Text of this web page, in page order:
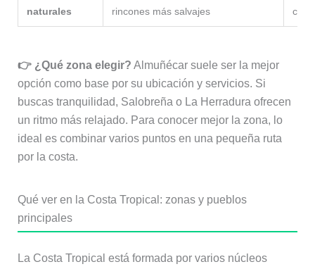
naturales
rincones más salvajes
👉 ¿Qué zona elegir? Almuñécar suele ser la mejor
opción como base por su ubicación y servicios. Si
buscas tranquilidad, Salobreña o La Herradura ofrecen
un ritmo más relajado. Para conocer mejor la zona, lo
ideal es combinar varios puntos en una pequeña ruta
por la costa.
Qué ver en la Costa Tropical: zonas y pueblos
principales
La Costa Tropical está formada por varios núcleos